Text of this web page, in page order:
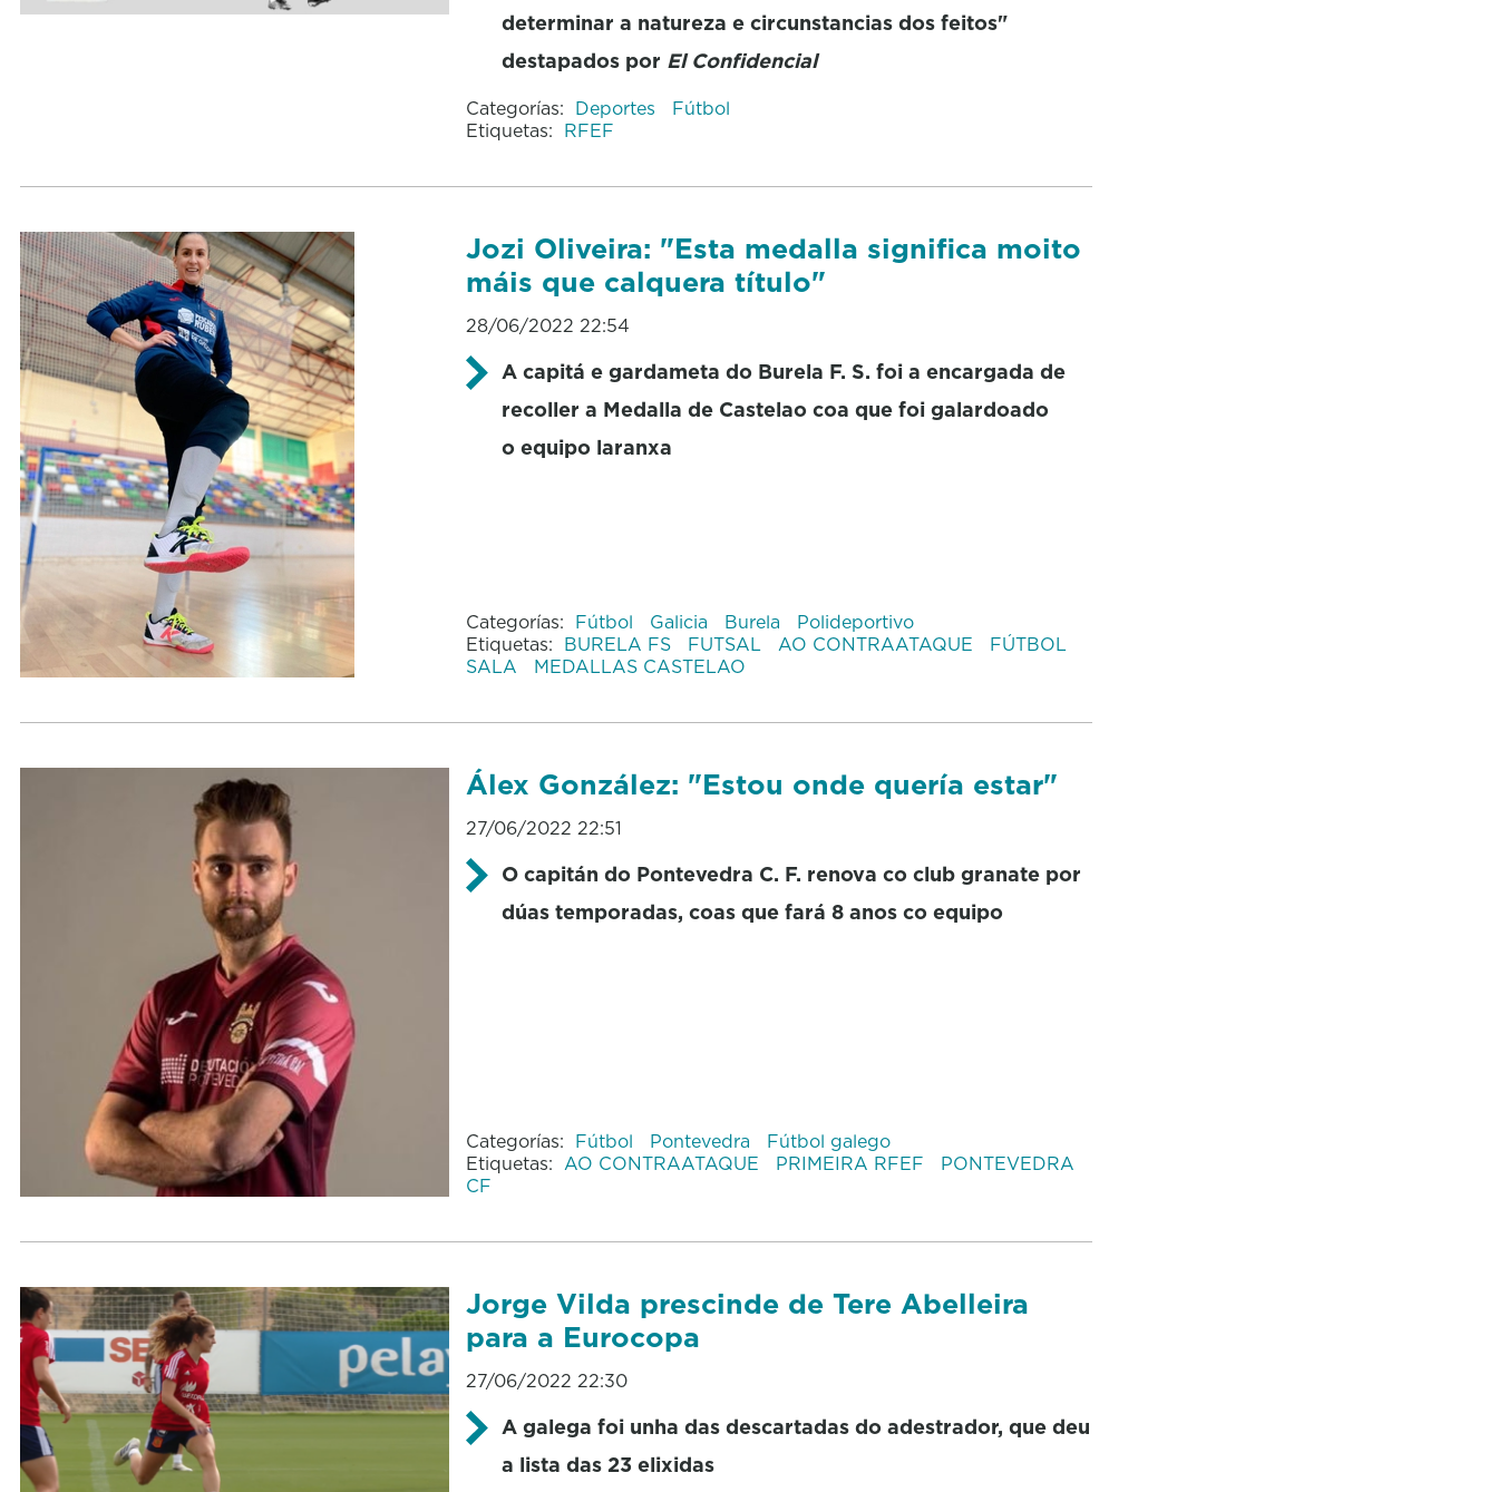
determinar a natureza e circunstancias dos feitos"
destapados por El Confidencial
Categorías: Deportes
Fútbol
Etiquetas: RFEF
Jozi Oliveira: "Esta medalla significa moito
máis que calquera título"
28/06/2022 22:54
A capitá e gardameta do Burela F. S. foi a encargada de
recoller a Medalla de Castelao coa que foi galardoado
o equipo laranxa
Categorías: Fútbol Galicia Burela
Polideportivo
Etiquetas: BURELA FS FUTSAL AO CONTRAATAQUE
FÚTBOL
SALA
MEDALLAS CASTELAO
Álex González: "Estou onde quería estar"
27/06/2022 22:51
O capitán do Pontevedra C. F. renova co club granate por
dúas temporadas, coas que fará 8 anos co equipo
Categorías: Fútbol Pontevedra
Fútbol galego
Etiquetas: AO CONTRAATAQUE PRIMEIRA RFEF
PONTEVEDRA
CF
Jorge Vilda prescinde de Tere Abelleira
para a Eurocopa
27/06/2022 22:30
A galega foi unha das descartadas do adestrador, que deu
a lista das 23 elixidas